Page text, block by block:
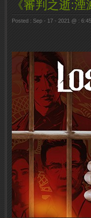
《審判之逝:
Posted : Sep - 17 - 2021 @ :